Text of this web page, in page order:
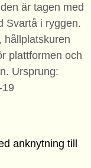
är tagen med
Svartå i ryggen.
hållplatskuren
plattformen och
Ursprung:
19
anknytning till